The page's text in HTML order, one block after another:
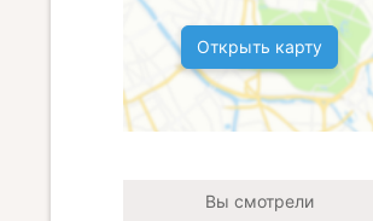
Открыть карту
Вы смотрели